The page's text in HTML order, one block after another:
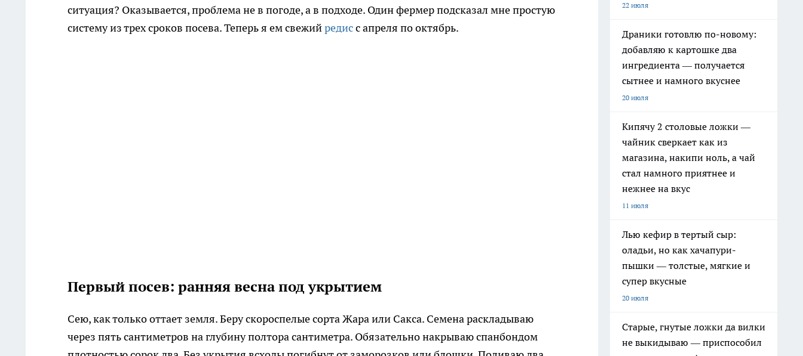
ситуация? Оказывается, проблема не в погоде, а в подходе. Один фермер подсказал мне простую
систему из трех сроков посева. Теперь я ем свежийредисс апреля по октябрь.
Первый посев: ранняя весна под укрытием
Сею, как только оттает земля. Беру скороспелые сорта Жара или Сакса. Семена раскладываю
через пять сантиметров на глубину полтора сантиметра. Обязательно накрываю спанбондом
22 июля
Драники готовлю по-новому:
добавляю к картошке два
ингредиента — получается
сытнее и намного вкуснее
20 июля
Кипячу 2 столовые ложки —
чайник сверкает как из
магазина, накипи ноль, а чай
стал намного приятнее и
нежнее на вкус
11 июля
Лью кефир в тертый сыр:
оладьи, но как хачапури-
пышки — толстые, мягкие и
супер вкусные
20 июля
Старые, гнутые ложки да вилки
не выкидываю — приспособил